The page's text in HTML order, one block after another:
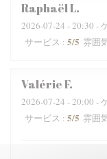
RaphaëlL
2026-07-24 - 20:30 -
サービス : 5/5 雰囲
ValérieF
2026-07-24 - 20:00 -
サービス : 5/5 雰囲